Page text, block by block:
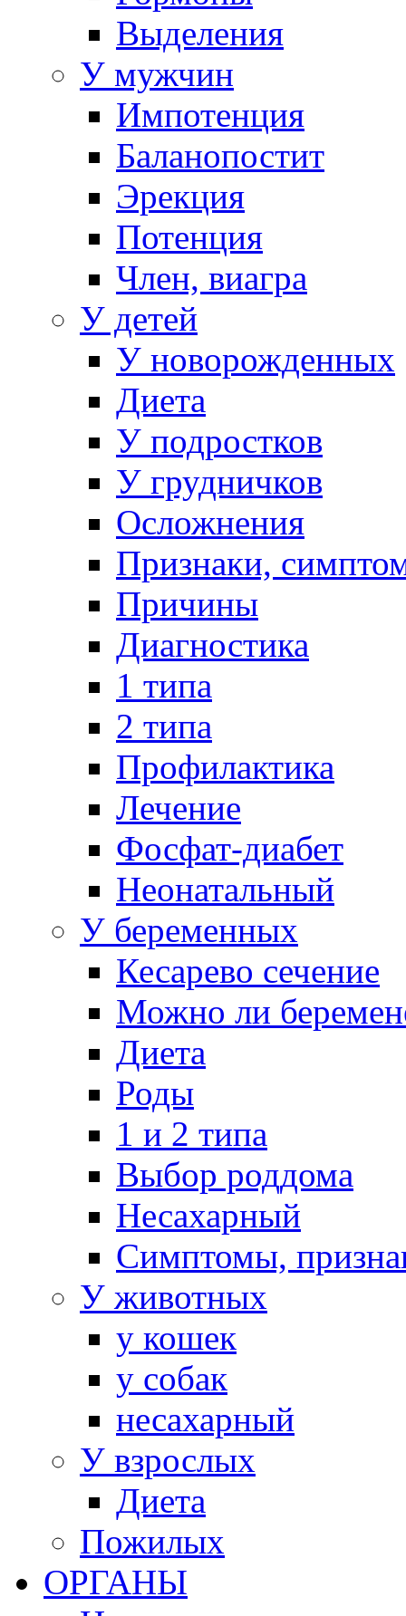
Выделения
У мужчин
Импотенция
Баланопостит
Эрекция
Потенция
Член, виагра
У детей
У новорожденных
Диета
У подростков
У грудничков
Осложнения
Признаки,
Причины
Диагностика
1 типа
2 типа
Профилактика
Лечение
Фосфат-диабет
Неонатальный
У беременных
Кесарево сечение
Можно ли
Диета
Роды
1 и 2 типа
Выбор роддома
Несахарный
Симптомы,
У животных
у кошек
у собак
несахарный
У взрослых
Диета
Пожилых
ОРГАНЫ